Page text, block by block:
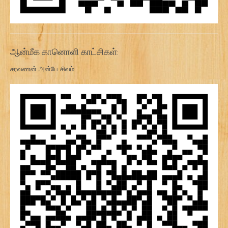
ஆன்மீக கானொளி காட்சிகள்:
சரவணன் அன்பே சிவம்